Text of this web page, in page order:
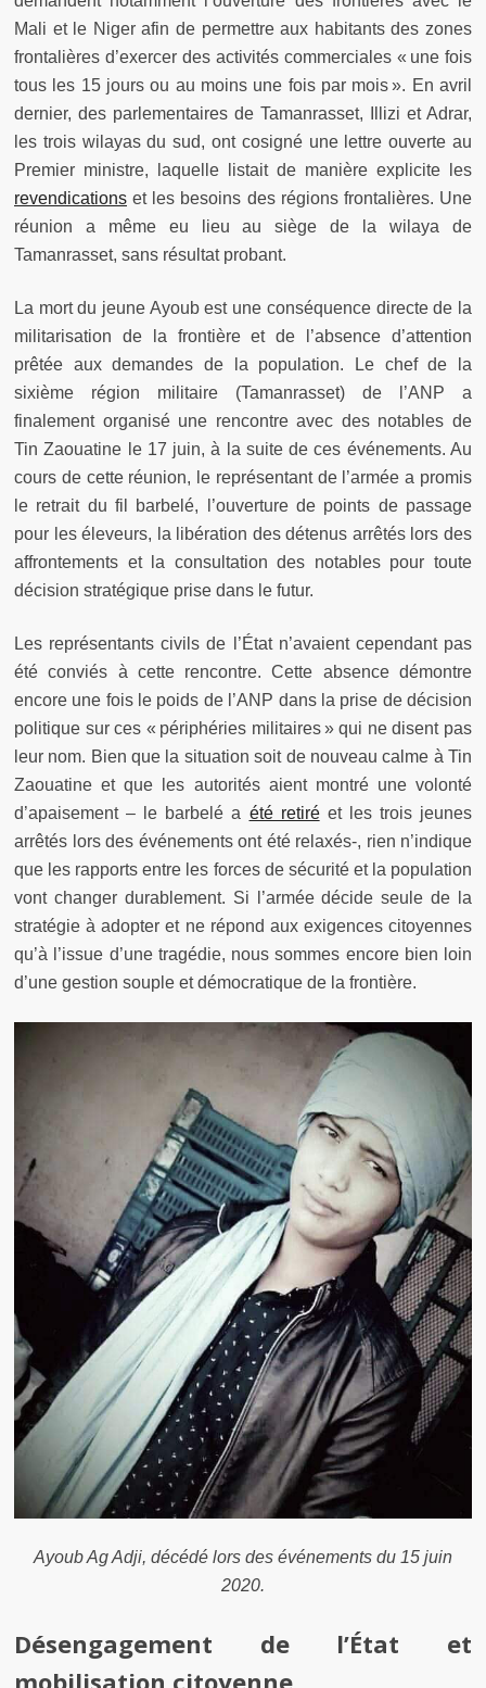
Mali et le Niger afin de permettre aux habitants des zones
frontalières d’exercer des activités commerciales « une fois
tous les 15 jours ou au moins une fois par mois ». En avril
dernier, des parlementaires de Tamanrasset, Illizi et Adrar,
les trois wilayas du sud, ont cosigné une lettre ouverte au
Premier ministre, laquelle listait de manière explicite les
revendications et les besoins des régions frontalières. Une
réunion a même eu lieu au siège de la wilaya de
Tamanrasset, sans résultat probant.
La mort du jeune Ayoub est une conséquence directe de la
militarisation de la frontière et de l’absence d’attention
prêtée aux demandes de la population. Le chef de la
sixième région militaire (Tamanrasset) de l’ANP a
finalement organisé une rencontre avec des notables de
Tin Zaouatine le 17 juin, à la suite de ces événements. Au
cours de cette réunion, le représentant de l’armée a promis
le retrait du fil barbelé, l’ouverture de points de passage
pour les éleveurs, la libération des détenus arrêtés lors des
affrontements et la consultation des notables pour toute
décision stratégique prise dans le futur.
Les représentants civils de l’État n’avaient cependant pas
été conviés à cette rencontre. Cette absence démontre
encore une fois le poids de l’ANP dans la prise de décision
politique sur ces « périphéries militaires » qui ne disent pas
leur nom. Bien que la situation soit de nouveau calme à Tin
Zaouatine et que les autorités aient montré une volonté
d’apaisement – le barbelé a été retiréet les trois jeunes
arrêtés lors des événements ont été relaxés-, rien n’indique
que les rapports entre les forces de sécurité et la population
vont changer durablement. Si l’armée décide seule de la
stratégie à adopter et ne répond aux exigences citoyennes
qu’à l’issue d’une tragédie, nous sommes encore bien loin
d’une gestion souple et démocratique de la frontière.
Ayoub Ag Adji, décédé lors des événements du 15 juin
2020.
Désengagement de l’État et
mobilisation citoyenne